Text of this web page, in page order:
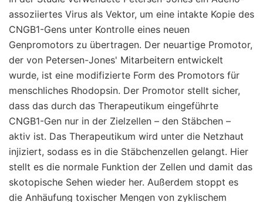
assoziiertes Virus als Vektor, um eine intakte Kopie des
CNGB1-Gens unter Kontrolle eines neuen
Genpromotors zu übertragen. Der neuartige Promotor,
der von Petersen-Jones' Mitarbeitern entwickelt
wurde, ist eine modifizierte Form des Promotors für
menschliches Rhodopsin. Der Promotor stellt sicher,
dass das durch das Therapeutikum eingeführte
CNGB1-Gen nur in der Zielzellen – den Stäbchen –
aktiv ist. Das Therapeutikum wird unter die Netzhaut
injiziert, sodass es in die Stäbchenzellen gelangt. Hier
stellt es die normale Funktion der Zellen und damit das
skotopische Sehen wieder her. Außerdem stoppt es
die Anhäufung toxischer Mengen von zyklischem